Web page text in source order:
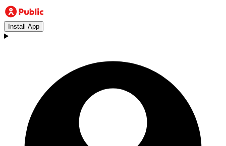
Install App